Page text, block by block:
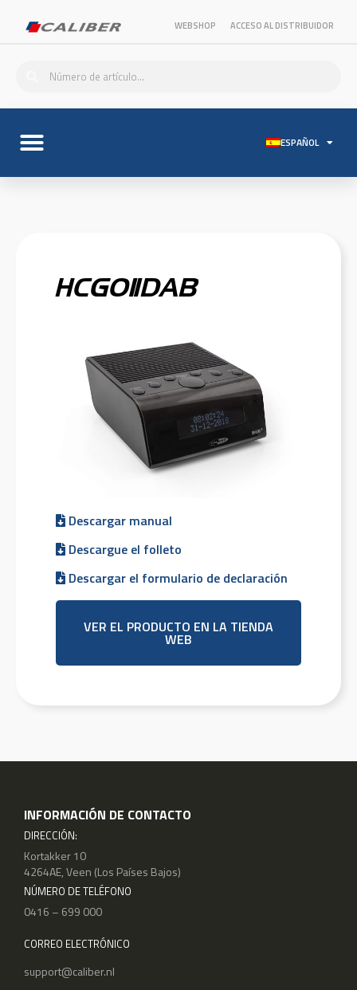
WEBSHOP ACCESO AL DISTRIBUIDOR
ESPAÑOL
HCG011DAB
Descargar manual
Descargue el folleto
Descargar el formulario de declaración
VER EL PRODUCTO EN LA TIENDA
WEB
INFORMACIÓN DE CONTACTO
DIRECCIÓN:
Kortakker 10
4264AE, Veen (Los Países Bajos)
NÚMERO DE TELÉFONO
0416 – 699 000
CORREO ELECTRÓNICO
support@caliber.nl